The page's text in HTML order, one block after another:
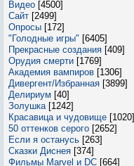
Видео [4500]
Сайт [2499]
Опросы [172]
"Голодные игры" [6405]
Прекрасные создания [409]
Орудия смерти [1769]
Академия вампиров [1306]
Дивергент/Избранная [3899]
Делириум [40]
Золушка [1242]
Красавица и чудовище [1020]
50 оттенков серого [2652]
Если я останусь [263]
Сказки Диснея [374]
Фильмы Marvel и DC [664]